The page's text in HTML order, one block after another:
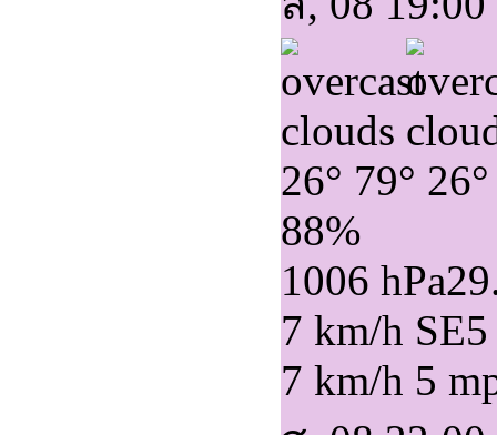
26° 79° 26°
88%
1006 hPa
7 km/h SE
7 km/h 5